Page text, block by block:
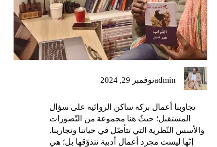
adminنوفمبر 29, 2024
تجاوبنا أعمال بركة ساكن الروائية على سؤال
المستقبل؛ حيثُ هنا مجموعة من التّصورات
والأسس النّظرية التي تتأصّل في حياتنا وتجاربنا.
إنّها ليست مجرد أعمال أدبية نتذوّقها بل؛ هي